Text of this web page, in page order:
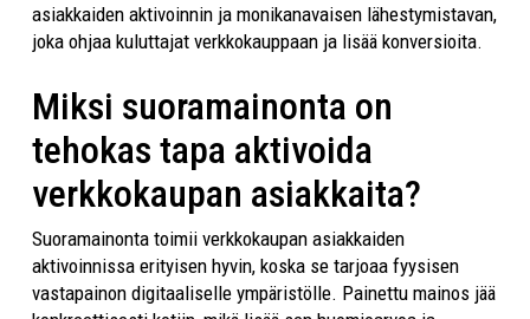
asiakkaiden aktivoinnin ja monikanavaisen lähestymistavan,
joka ohjaa kuluttajat verkkokauppaan ja lisää konversioita.
Miksi suoramainonta on
tehokas tapa aktivoida
verkkokaupan asiakkaita?
Suoramainonta toimii verkkokaupan asiakkaiden
aktivoinnissa erityisen hyvin, koska se tarjoaa fyysisen
vastapainon digitaaliselle ympäristölle. Painettu mainos jää